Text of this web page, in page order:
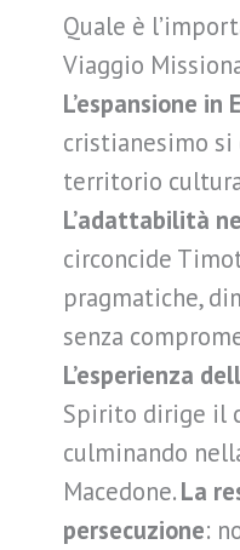
Quale è
Viaggio
L’espansione in
cristianesimo si
territorio
L’adattabilità
circoncide
pragmatiche,
senza
L’esperienza
Spirito dirige il
culminando
Macedone.La
persecuzione: